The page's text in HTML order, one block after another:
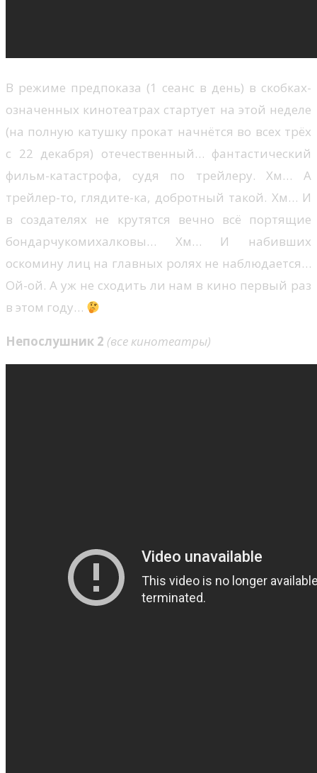
В режиме предпоказа (1 сеанс в день) в скобках-
означенных кинотеатрах стартует на этой неделе
(на полную катушку прокат начнётся во всех трёх
с 22 декабря) отечественный… фантастический
фильм-катастрофа, судя по трейлеру. Хм… А
трейлер-то, глядите-ка, добротный такой. Хм… И
в создателях не крутятся вечно всё портящие
бондарчукомихалковы… Хм… И набивших
оскомину лиц на главных ролях не наблюдается…
Ой-ой. А уж не сходить ли нам в кино первый раз
в этом году…
Непослушник 2 (все кинотеатры)